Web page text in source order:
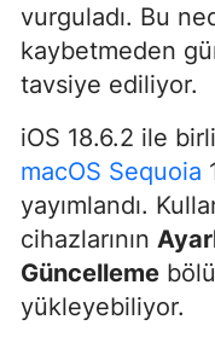
vurguladı. Bu
kaybetmeden
tavsiye ediliyor.
iOS 18.6.2 ile
macOS Sequoia
yayımlandı.
cihazlarının
Güncelleme
yükleyebiliyor.